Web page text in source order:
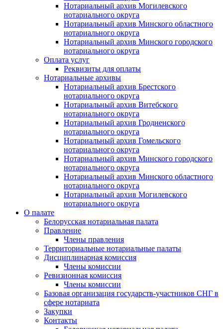
Нотариальный архив Могилевского
нотариального округа
Нотариальный архив Минского областного
нотариального округа
Нотариальный архив Минского городского
нотариального округа
Оплата услуг
Реквизиты для оплаты
Нотариальные архивы
Нотариальный архив Брестского
нотариального округа
Нотариальный архив Витебского
нотариального округа
Нотариальный архив Гродненского
нотариального округа
Нотариальный архив Гомельского
нотариального округа
Нотариальный архив Минского городского
нотариального округа
Нотариальный архив Минского областного
нотариального округа
Нотариальный архив Могилевского
нотариального округа
О палате
Белорусская нотариальная палата
Правление
Члены правления
Территориальные нотариальные палаты
Дисциплинарная комиссия
Члены комиссии
Ревизионная комиссия
Члены комиссии
Базовая организация государств-участников СНГ в
сфере нотариата
Закупки
Контакты